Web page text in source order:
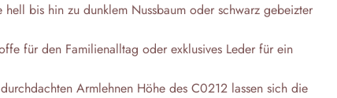
bis hin zu dunklem Nussbaum oder schwarz gebeizter
für den Familienalltag oder exklusives Leder für ein
Armlehnen Höhe des C0212 lassen sich die